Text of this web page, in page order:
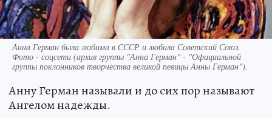
Анна Герман была любима в СССР и любила Советский Союз.
Фото - соцсети (архив группы "Анна Герман" - "Официальной
группы поклонников творчества великой певицы Анны Герман").
Анну Герман называли и до сих пор называют
Ангелом надежды.